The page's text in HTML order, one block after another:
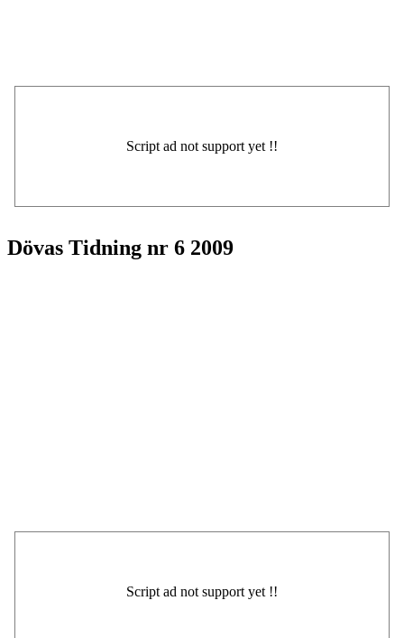
Dövas Tidning nr 6 2009